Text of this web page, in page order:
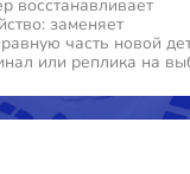
восстанавливает
заменяет
часть новой
или реплика на